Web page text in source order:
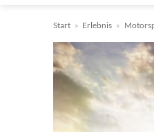
Start » Erlebnis »